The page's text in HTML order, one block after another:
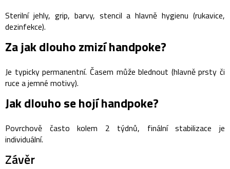
Sterilní jehly, grip, barvy, stencil a hlavně hygienu (rukavice,
dezinfekce).
Za jak dlouho zmizí handpoke?
Je typicky permanentní. Časem může blednout (hlavně prsty či
ruce a jemné motivy).
Jak dlouho se hojí handpoke?
Povrchově často kolem 2 týdnů, finální stabilizace je
individuální.
Závěr